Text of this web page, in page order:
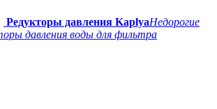
Редукторы давления KaplyaНедорогие
давления воды для фильтра